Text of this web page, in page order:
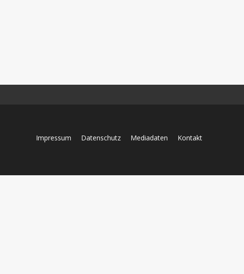
Impressum Datenschutz Mediadaten Kontakt